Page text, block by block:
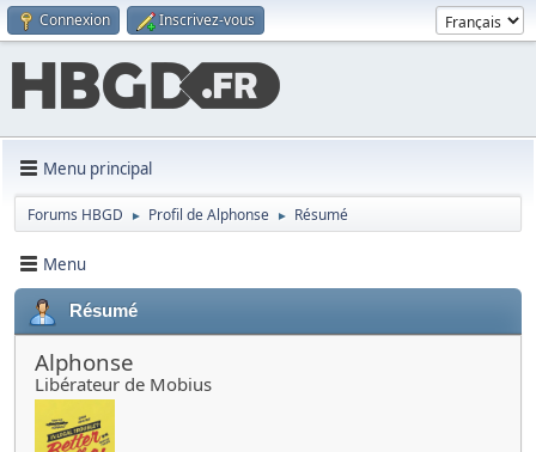
Connexion Inscrivez-vous
Menu principal
Forums HBGD ► Profil de Alphonse ► Résumé
Menu
Résumé
Alphonse
Libérateur de Mobius